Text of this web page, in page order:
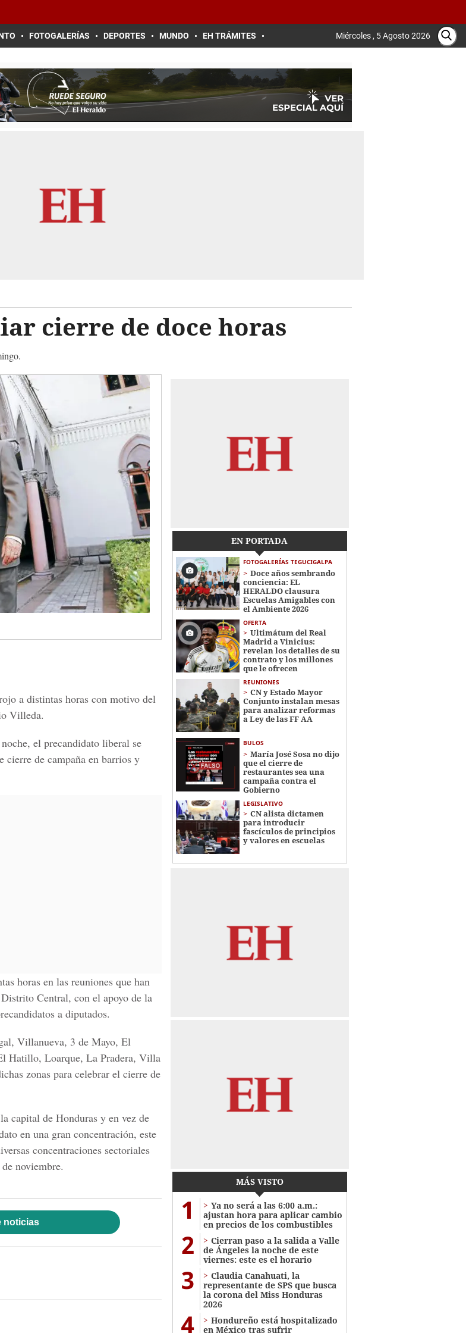
FOTOGALERÍAS DEPORTES MUNDO EH TRÁMITES Miércoles , 5 Agosto 2026
cierre de doce horas
a distintas horas con motivo del
Villeda.
el precandidato liberal se
cierre de campaña en barrios y
horas en las reuniones que han
Central, con el apoyo de la
a diputados.
Villanueva, 3 de Mayo, El
Hatillo, Loarque, La Pradera, Villa
zonas para celebrar el cierre de
capital de Honduras y en vez de
en una gran concentración, este
concentraciones sectoriales
noviembre.
noticias
EN PORTADA
FOTOGALERÍAS TEGUCIGALPA
Doce años sembrando
conciencia: EL
HERALDO clausura
Escuelas Amigables con
el Ambiente 2026
OFERTA
Ultimátum del Real
Madrid a Vinicius:
revelan los detalles de su
contrato y los millones
que le ofrecen
REUNIONES
CN y Estado Mayor
Conjunto instalan mesas
para analizar reformas
a Ley de las FF AA
BULOS
María José Sosa no dijo
que el cierre de
restaurantes sea una
campaña contra el
Gobierno
LEGISLATIVO
CN alista dictamen
para introducir
fascículos de principios
y valores en escuelas
MÁS VISTO
1
Ya no será a las 6:00 a.m.:
ajustan hora para aplicar cambio
en precios de los combustibles
2
Cierran paso a la salida a Valle
de Ángeles la noche de este
viernes: este es el horario
3
Claudia Canahuati, la
representante de SPS que busca
la corona del Miss Honduras
2026
4
Hondureño está hospitalizado
en México tras sufrir